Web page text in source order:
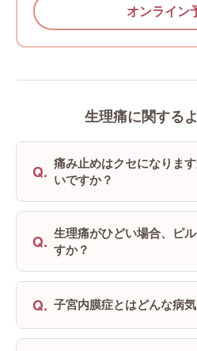
オンライン
生理痛に関する
Q. 痛み止めはクセになりま
いですか？
Q. 生理痛がひどい場合、ピ
すか？
Q. 子宮内膜症とはどんな病